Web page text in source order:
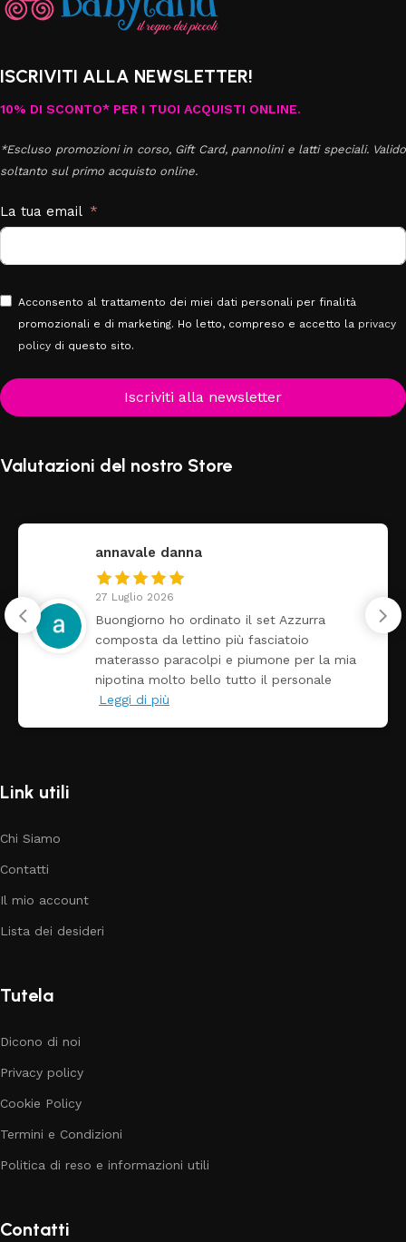
ISCRIVITI ALLA NEWSLETTER!
10% DI SCONTO* PER I TUOI ACQUISTI ONLINE.
*Escluso promozioni in corso, Gift Card, pannolini e latti speciali. Valido
soltanto sul primo acquisto online.
La tua email
Acconsento al trattamento dei miei dati personali per finalità
promozionali e di marketing. Ho letto, compreso e accetto la privacy
policy di questo sito.
Iscriviti alla newsletter
Valutazioni del nostro Store
Tutti perfetto! Ho ordinato un
arrivato ben imballato dopo
Prezzo ottimi rispetto la
Link utili
Chi Siamo
Contatti
Il mio account
Lista dei desideri
Tutela
Dicono di noi
Privacy policy
Cookie Policy
Termini e Condizioni
Politica di reso e informazioni utili
Contatti